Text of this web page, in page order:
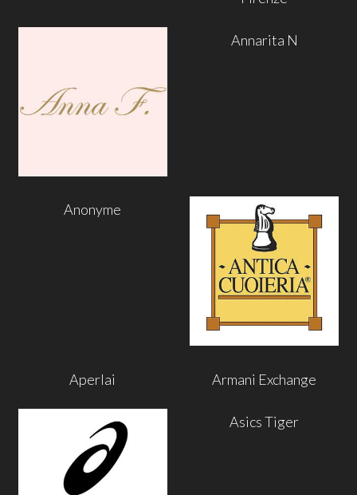
Annarita N
Anonyme
Aperlai Armani Exchange
Asics Tiger